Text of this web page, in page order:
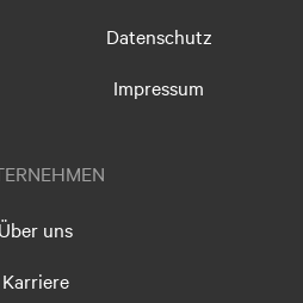
Datenschutz
Impressum
Über uns
Karriere